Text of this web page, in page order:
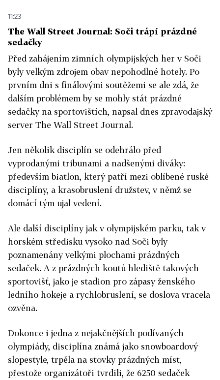
11:23
The Wall Street Journal: Soči trápí prázdné
sedačky
Před zahájením zimních olympijských her v Soči
byly velkým zdrojem obav nepohodlné hotely. Po
prvním dni s finálovými soutěžemi se ale zdá, že
dalším problémem by se mohly stát prázdné
sedačky na sportovištích, napsal dnes zpravodajský
server The Wall Street Journal.
Jen několik disciplín se odehrálo před
vyprodanými tribunami a nadšenými diváky:
především biatlon, který patří mezi oblíbené ruské
disciplíny, a krasobruslení družstev, v němž se
domácí tým ujal vedení.
Ale další disciplíny jak v olympijském parku, tak v
horském středisku vysoko nad Soči byly
poznamenány velkými plochami prázdných
sedaček. A z prázdných koutů hlediště takových
sportovišť, jako je stadion pro zápasy ženského
ledního hokeje a rychlobruslení, se doslova vracela
ozvěna.
Dokonce i jedna z nejakčnějších podívaných
olympiády, disciplína známá jako snowboardový
slopestyle, trpěla na stovky prázdných míst,
přestože organizátoři tvrdili, že 6250 sedaček